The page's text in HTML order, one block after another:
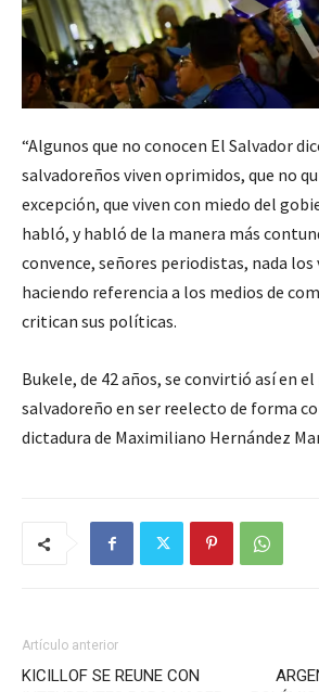
“Algunos que no conocen El Salvador
salvadoreños viven oprimidos, que no
excepción, que viven con miedo del
habló, y habló de la manera más
convence, señores periodistas, nada los
haciendo referencia a los medios de
critican sus políticas.
Bukele, de 42 años, se convirtió así en
salvadoreño en ser reelecto de forma
dictadura de Maximiliano Hernández
Artículo anterior
KICILLOF SE REUNE CON